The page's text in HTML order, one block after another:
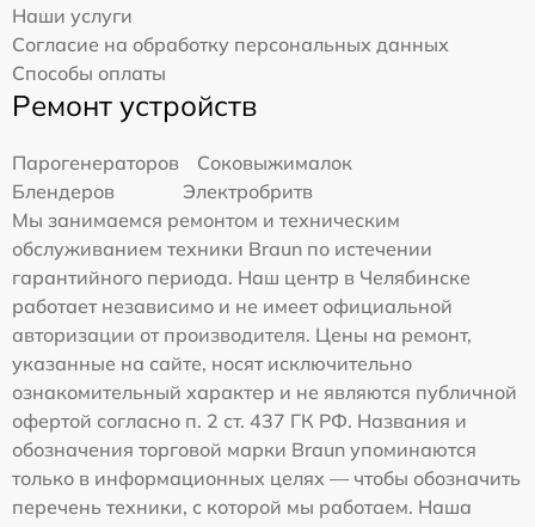
Наши услуги
Согласие на обработку персональных данных
Способы оплаты
Ремонт устройств
Парогенераторов
Соковыжималок
Блендеров
Электробритв
Мы занимаемся ремонтом и техническим
обслуживанием техники Braun по истечении
гарантийного периода. Наш центр в Челябинске
работает независимо и не имеет официальной
авторизации от производителя. Цены на ремонт,
указанные на сайте, носят исключительно
ознакомительный характер и не являются публичной
офертой согласно п. 2 ст. 437 ГК РФ. Названия и
обозначения торговой марки Braun упоминаются
только в информационных целях — чтобы обозначить
перечень техники, с которой мы работаем. Наша